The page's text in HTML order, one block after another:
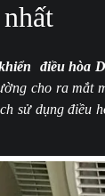
điều hòa
cho ra mắt
sử dụng điều